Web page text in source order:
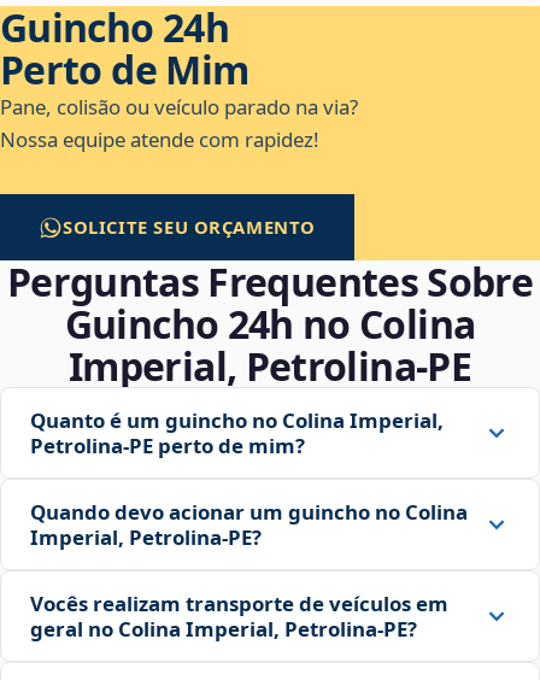
Guincho 24h
Perto de Mim
Pane, colisão ou veículo parado na via?
Nossa equipe atende com rapidez!
SOLICITE SEU ORÇAMENTO
Perguntas Frequentes Sobre
Guincho 24h no Colina
Imperial, Petrolina‑PE
Quanto é um guincho no Colina Imperial,
Petrolina‑PE perto de mim?
Quando devo acionar um guincho no Colina
Imperial, Petrolina‑PE?
Vocês realizam transporte de veículos em
geral no Colina Imperial, Petrolina‑PE?